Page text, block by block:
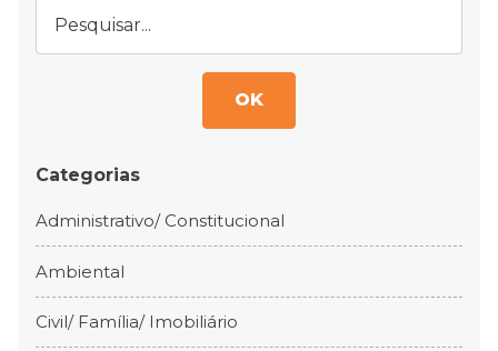
OK
Categorias
Administrativo/ Constitucional
Ambiental
Civil/ Família/ Imobiliário